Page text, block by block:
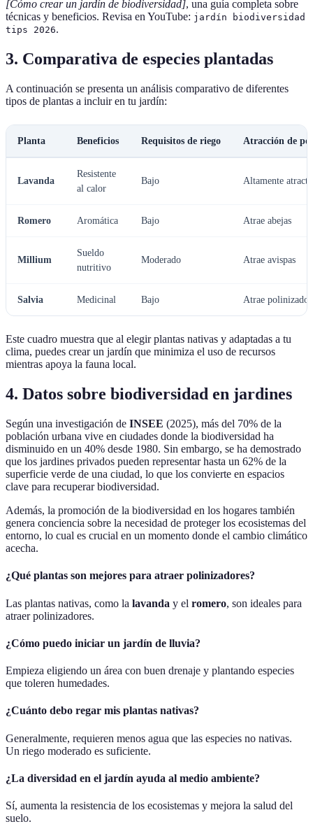
[Cómo crear un jardín de biodiversidad], una guía completa sobre
técnicas y beneficios. Revisa en YouTube: jardín biodiversidad
tips 2026.
3. Comparativa de especies plantadas
A continuación se presenta un análisis comparativo de diferentes
tipos de plantas a incluir en tu jardín:
Planta Beneficios Requisitos de riego Atracción de
Lavanda
Resistente
al calor
Bajo Altamente
Romero Aromática Bajo Atrae abejas
Millium
Sueldo
nutritivo
Moderado Atrae avispas
Salvia Medicinal Bajo Atrae
Este cuadro muestra que al elegir plantas nativas y adaptadas a tu
clima, puedes crear un jardín que minimiza el uso de recursos
mientras apoya la fauna local.
4. Datos sobre biodiversidad en jardines
Según una investigación de INSEE (2025), más del 70% de la
población urbana vive en ciudades donde la biodiversidad ha
disminuido en un 40% desde 1980. Sin embargo, se ha demostrado
que los jardines privados pueden representar hasta un 62% de la
superficie verde de una ciudad, lo que los convierte en espacios
clave para recuperar biodiversidad.
Además, la promoción de la biodiversidad en los hogares también
genera conciencia sobre la necesidad de proteger los ecosistemas del
entorno, lo cual es crucial en un momento donde el cambio climático
acecha.
¿Qué plantas son mejores para atraer polinizadores?
Las plantas nativas, como la lavanda y el romero, son ideales para
atraer polinizadores.
¿Cómo puedo iniciar un jardín de lluvia?
Empieza eligiendo un área con buen drenaje y plantando especies
que toleren humedades.
¿Cuánto debo regar mis plantas nativas?
Generalmente, requieren menos agua que las especies no nativas.
Un riego moderado es suficiente.
¿La diversidad en el jardín ayuda al medio ambiente?
Sí, aumenta la resistencia de los ecosistemas y mejora la salud del
suelo.